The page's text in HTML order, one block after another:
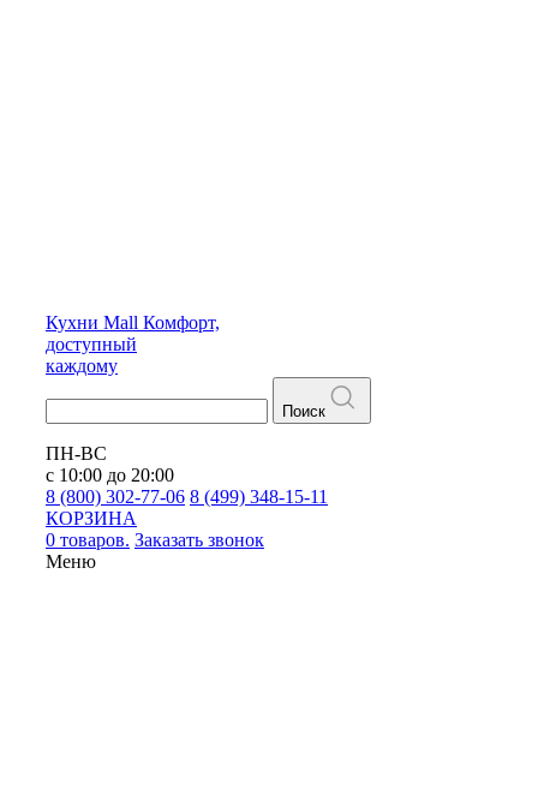
Кухни Mall Комфорт,
доступный
каждому
Поиск
ПН-ВС
с 10:00 до 20:00
8 (800) 302-77-06 8 (499) 348-15-11
КОРЗИНА
0 товаров. Заказать звонок
Меню